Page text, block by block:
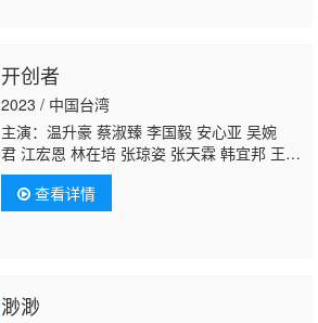
雄 詹佑颋 王荣良 陈顗亘 魏庭芳 李瑞珠 许仁
豪 姚怡安 何季珊 林明远 曾柏允 陈致臻 吴秋
莲 何冠谊 高坤成
开创者
2023 / 中国台湾
主演：温升豪 蔡淑臻 李国毅 安心亚 吴婉
君 江宏恩 林在培 张琼姿 张天霖 韩宜邦 王
宣 杨少文 周咏训 宋品葳 李博翔 孙绽 黃少
谷 杨镇 简嫙 陳熙之 劉心語 李若玹 吳貞貞 程
樂 李若玹 張靚靚 安定亞
查看详情
渺渺